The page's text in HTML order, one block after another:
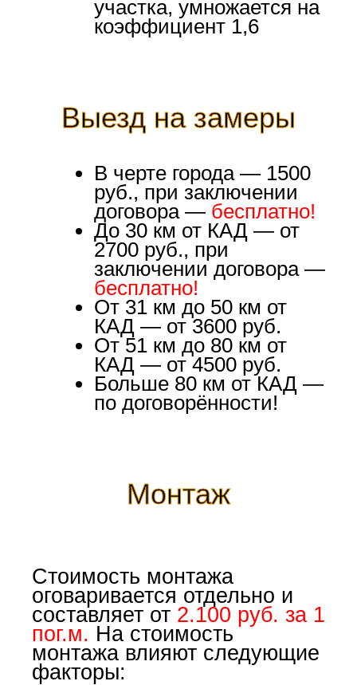
участка, умножается на
коэффициент 1,6
Выезд на замеры
В черте города — 1500
руб., при заключении
договора — бесплатно!
До 30 км от КАД — от
2700 руб., при
заключении договора —
бесплатно!
От 31 км до 50 км от
КАД — от 3600 руб.
От 51 км до 80 км от
КАД — от 4500 руб.
Больше 80 км от КАД —
по договорённости!
Монтаж
Стоимость монтажа
оговаривается отдельно и
составляет от 2.100 руб. за 1
пог.м. На стоимость
монтажа влияют следующие
факторы: